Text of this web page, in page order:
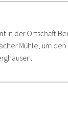
in der Ortschaft
Mühle, um